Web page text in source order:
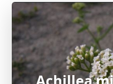
Achillea